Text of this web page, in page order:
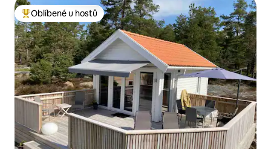
Nejlepší v kategorii Oblíbené u hostů
Oblíbené u hostů